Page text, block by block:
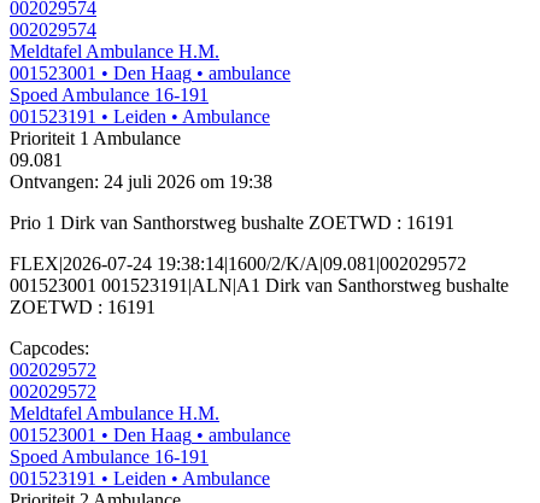
002029574
002029574
Meldtafel Ambulance H.M.
001523001 • Den Haag • ambulance
Spoed Ambulance 16-191
001523191 • Leiden • Ambulance
Prioriteit 1 Ambulance
09.081
Ontvangen: 24 juli 2026 om 19:38
Prio 1 Dirk van Santhorstweg bushalte ZOETWD : 16191
FLEX|2026-07-24 19:38:14|1600/2/K/A|09.081|002029572
001523001 001523191|ALN|A1 Dirk van Santhorstweg bushalte
ZOETWD : 16191
Capcodes:
002029572
002029572
Meldtafel Ambulance H.M.
001523001 • Den Haag • ambulance
Spoed Ambulance 16-191
001523191 • Leiden • Ambulance